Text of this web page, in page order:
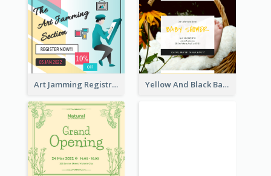
Art Jamming Registration Facebook Post Yellow And Black Baby Shower Facebook Post